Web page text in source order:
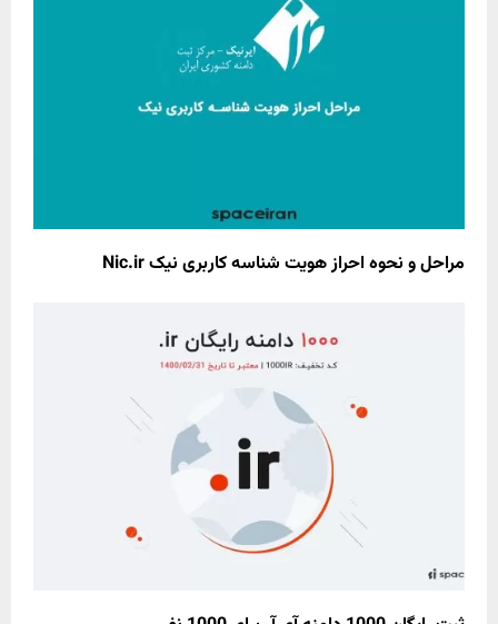
مراحل و نحوه احراز هویت شناسه کاربری نیک Nic.ir